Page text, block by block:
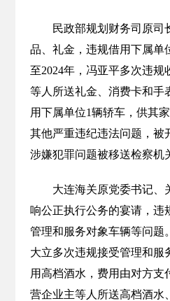
民政部规划财务司原司
品、礼金，违规借用下属单
至2024年，冯亚平多次违规
等人所送礼金、消费卡和手
用下属单位1辆轿车，供其
其他严重违纪违法问题，被
涉嫌犯罪问题被移送检察机
大连海关原党委书记、
响公正执行公务的宴请，违
管理和服务对象车辆等问题
大立多次违规接受管理和服
用高档酒水，费用由对方支
营企业主等人所送高档酒水